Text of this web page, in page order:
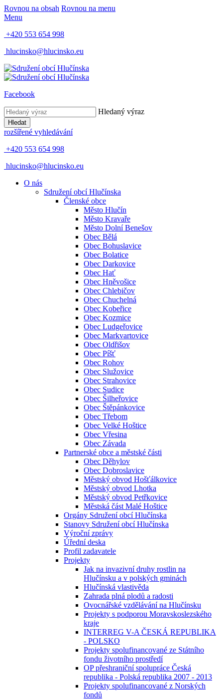
Rovnou na obsah Rovnou na menu
Menu
+420 553 654 998
hlucinsko@hlucinsko.eu
Facebook
Hledaný výraz
Hledat
rozšířené vyhledávání
+420 553 654 998
hlucinsko@hlucinsko.eu
O nás
Sdružení obcí Hlučínska
Členské obce
Město Hlučín
Město Kravaře
Město Dolní Benešov
Obec Bělá
Obec Bohuslavice
Obec Bolatice
Obec Darkovice
Obec Hať
Obec Hněvošice
Obec Chlebičov
Obec Chuchelná
Obec Kobeřice
Obec Kozmice
Obec Ludgeřovice
Obec Markvartovice
Obec Oldřišov
Obec Píšť
Obec Rohov
Obec Služovice
Obec Strahovice
Obec Sudice
Obec Šilheřovice
Obec Štěpánkovice
Obec Třebom
Obec Velké Hoštice
Obec Vřesina
Obec Závada
Partnerské obce a městské části
Obec Děhylov
Obec Dobroslavice
Městský obvod Hošťálkovice
Městský obvod Lhotka
Městský obvod Petřkovice
Městská část Malé Hoštice
Orgány Sdružení obcí Hlučínska
Stanovy Sdružení obcí Hlučínska
Výroční zprávy
Úřední deska
Profil zadavatele
Projekty
Jak na invazivní druhy rostlin na
Hlučínsku a v polských gminách
Hlučínská vlastivěda
Zahrada plná plodů a radosti
Ovocnářské vzdělávání na Hlučínsku
Projekty s podporou Moravskoslezského
kraje
INTERREG V-A ČESKÁ REPUBLIKA
- POLSKO
Projekty spolufinancované ze Státního
fondu životního prostředí
OP přeshraniční spolupráce Česká
republika - Polská republika 2007 - 2013
Projekty spolufinancované z Norských
fondů